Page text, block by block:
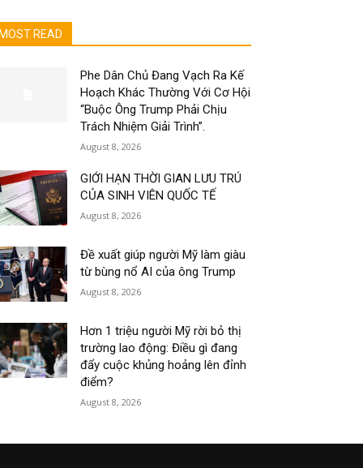
MOST READ
Phe Dân Chủ Đang Vạch Ra Kế
Hoạch Khác Thường Với Cơ Hội
“Buộc Ông Trump Phải Chịu
Trách Nhiệm Giải Trình”.
August 8, 2026
GIỚI HẠN THỜI GIAN LƯU TRÚ
CỦA SINH VIÊN QUỐC TẾ
August 8, 2026
Đề xuất giúp người Mỹ làm giàu
từ bùng nổ AI của ông Trump
August 8, 2026
Hơn 1 triệu người Mỹ rời bỏ thị
trường lao động: Điều gì đang
đẩy cuộc khủng hoảng lên đỉnh
điểm?
August 8, 2026